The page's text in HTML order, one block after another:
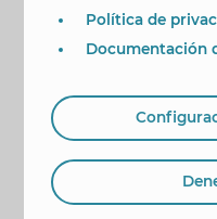
Política de
Documentación